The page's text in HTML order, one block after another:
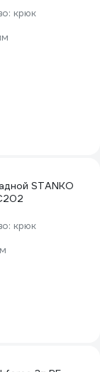
крюк
STANKO
крюк